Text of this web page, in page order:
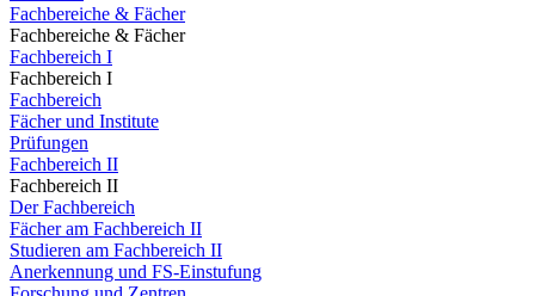
Fachbereiche & Fächer
Fachbereiche & Fächer
Fachbereich I
Fachbereich I
Fachbereich
Fächer und Institute
Prüfungen
Fachbereich II
Fachbereich II
Der Fachbereich
Fächer am Fachbereich II
Studieren am Fachbereich II
Anerkennung und FS-Einstufung